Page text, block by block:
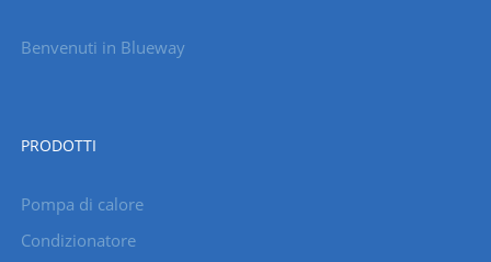
Benvenuti in Blueway
PRODOTTI
Pompa di calore
Condizionatore